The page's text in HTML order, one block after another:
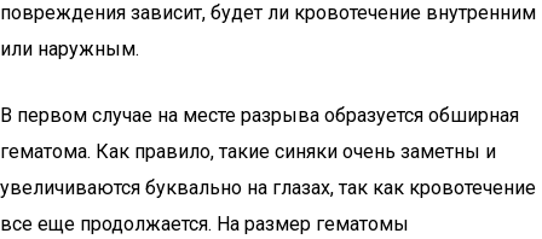
повреждения зависит, будет ли кровотечение внутренним
или наружным.
В первом случае на месте разрыва образуется обширная
гематома. Как правило, такие синяки очень заметны и
увеличиваются буквально на глазах, так как кровотечение
все еще продолжается. На размер гематомы